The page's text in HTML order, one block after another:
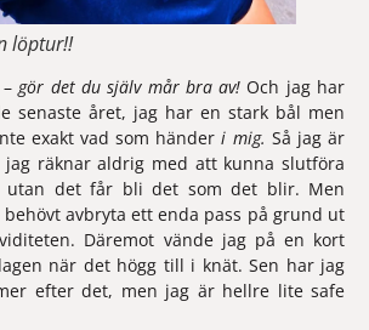
löptur!!
– gör det du själv mår bra av! Och jag har
senaste året, jag har en stark bål men
exakt vad som händer i mig. Så jag är
räknar aldrig med att kunna slutföra
utan det får bli det som det blir. Men
avbryta ett enda pass på grund ut
Däremot vände jag på en kort
när det högg till i knät. Sen har jag
efter det, men jag är hellre lite safe